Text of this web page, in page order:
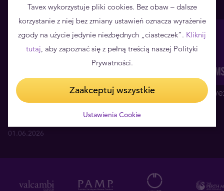
Tavex partnerem głównym
Konferencji WallStreet 30 w
01.06.2026
Nowy salon
Tavex wykorzystuje pliki cookies. Bez obaw – dalsze
korzystanie z niej bez zmiany ustawień oznacza wyrażenie
zgody na użycie jedynie niezbędnych „ciasteczek”. Kliknij
tutaj, aby zapoznać się z pełną treścią naszej Polityki
Prywatności.
Zaakceptuj wszystkie
Ustawienia Cookie